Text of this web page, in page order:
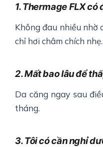
1. Thermage FLX có
Không đau nhiều nhờ
chỉ hơi châm chích nhẹ.
2. Mất bao lâu để
Da căng ngay sau
tháng.
3. Tôi có cần nghỉ